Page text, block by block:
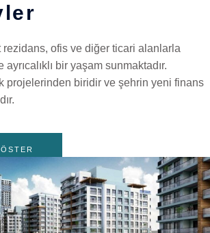
rezidans, ofis ve diğer ticari alanlarla
bir yaşam sunmaktadır.
projelerinden biridir ve şehrin yeni finans